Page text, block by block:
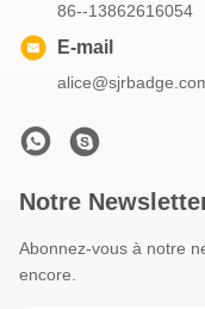
86--13862616054
E-mail
Notre
Abonnez-vous à notre
encore.